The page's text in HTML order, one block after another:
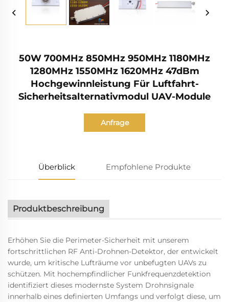
50W 700MHz 850MHz 950MHz 1180MHz
1280MHz 1550MHz 1620MHz 47dBm
Hochgewinnleistung Für Luftfahrt-
Sicherheitsalternativmodul UAV-Module
Anfrage
Überblick Empfohlene Produkte
Produktbeschreibung
Erhöhen Sie die Perimeter-Sicherheit mit unserem
fortschrittlichen RF Anti-Drohnen-Detektor, der entwickelt
wurde, um kritische Lufträume vor unbefugten UAVs zu
schützen. Mit hochempfindlicher Funkfrequenzdetektion
identifiziert dieses modernste System Drohnsignale
innerhalb eines definierten Umfangs und verfolgt diese, um